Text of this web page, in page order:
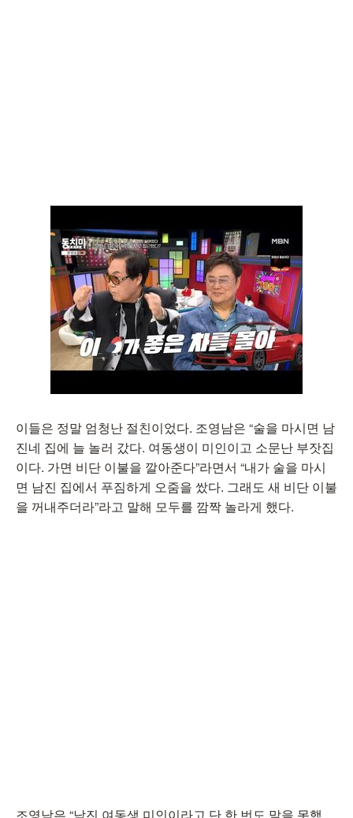
이들은 정말 엄청난 절친이었다. 조영남은 “술을 마시면 남
진네 집에 늘 놀러 갔다. 여동생이 미인이고 소문난 부잣집
이다. 가면 비단 이불을 깔아준다”라면서 “내가 술을 마시
면 남진 집에서 푸짐하게 오줌을 쌌다. 그래도 새 비단 이불
을 꺼내주더라”라고 말해 모두를 깜짝 놀라게 했다.